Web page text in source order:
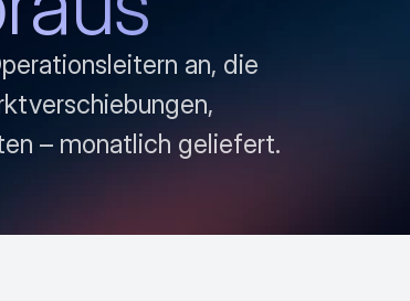
an, die
– monatlich geliefert.